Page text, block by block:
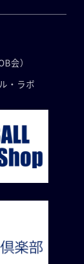
会）
・ラボ